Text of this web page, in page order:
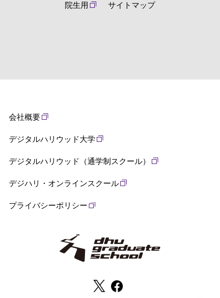
院生用
サイトマップ
会社概要
デジタルハリウッド大学
デジタルハリウッド（通学制スクール）
デジハリ・オンラインスクール
プライバシーポリシー